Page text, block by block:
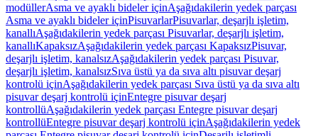
modüllerAsma ve ayaklı bideler içinAşağıdakilerin yedek parçası
Asma ve ayaklı bideler içinPisuvarlarPisuvarlar, deşarjlı işletim,
kanallıAşağıdakilerin yedek parçası Pisuvarlar, deşarjlı işletim,
kanallıKapaksızAşağıdakilerin yedek parçası KapaksızPisuvar,
deşarjlı işletim, kanalsızAşağıdakilerin yedek parçası Pisuvar,
deşarjlı işletim, kanalsızSıva üstü ya da sıva altı pisuvar deşarj
kontrolü içinAşağıdakilerin yedek parçası Sıva üstü ya da sıva altı
pisuvar deşarj kontrolü içinEntegre pisuvar deşarj
kontrollüAşağıdakilerin yedek parçası Entegre pisuvar deşarj
kontrollüEntegre pisuvar deşarj kontrolü içinAşağıdakilerin yedek